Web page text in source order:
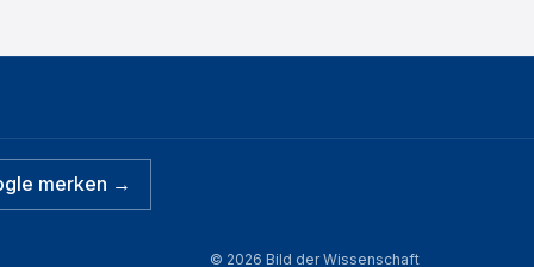
merken →
© 2026 Bild der Wissenschaft